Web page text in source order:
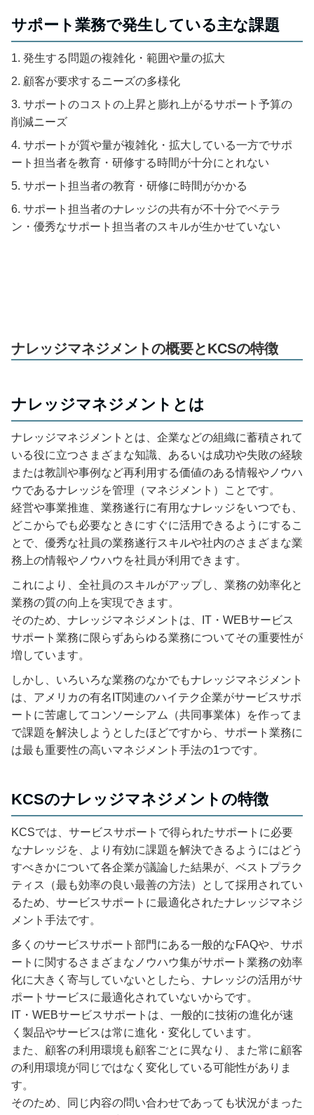
サポート業務で発生している主な課題
発生する問題の複雑化・範囲や量の拡大
顧客が要求するニーズの多様化
サポートのコストの上昇と膨れ上がるサポート予算の
削減ニーズ
サポートが質や量が複雑化・拡大している一方でサポ
ート担当者を教育・研修する時間が十分にとれない
サポート担当者の教育・研修に時間がかかる
サポート担当者のナレッジの共有が不十分でベテラ
ン・優秀なサポート担当者のスキルが生かせていない
ナレッジマネジメントの概要とKCSの特徴
ナレッジマネジメントとは
ナレッジマネジメントとは、企業などの組織に蓄積されて
いる役に立つさまざまな知識、あるいは成功や失敗の経験
または教訓や事例など再利用する価値のある情報やノウハ
ウであるナレッジを管理（マネジメント）ことです。
経営や事業推進、業務遂行に有用なナレッジをいつでも、
どこからでも必要なときにすぐに活用できるようにするこ
とで、優秀な社員の業務遂行スキルや社内のさまざまな業
務上の情報やノウハウを社員が利用できます。
これにより、全社員のスキルがアップし、業務の効率化と
業務の質の向上を実現できます。
そのため、ナレッジマネジメントは、IT・WEBサービス
サポート業務に限らずあらゆる業務についてその重要性が
増しています。
しかし、いろいろな業務のなかでもナレッジマネジメント
は、アメリカの有名IT関連のハイテク企業がサービスサポ
ートに苦慮してコンソーシアム（共同事業体）を作ってま
で課題を解決しようとしたほどですから、サポート業務に
は最も重要性の高いマネジメント手法の1つです。
KCSのナレッジマネジメントの特徴
KCSでは、サービスサポートで得られたサポートに必要
なナレッジを、より有効に課題を解決できるようにはどう
すべきかについて各企業が議論した結果が、ベストプラク
ティス（最も効率の良い最善の方法）として採用されてい
るため、サービスサポートに最適化されたナレッジマネジ
メント手法です。
多くのサービスサポート部門にある一般的なFAQや、サポ
ートに関するさまざまなノウハウ集がサポート業務の効率
化に大きく寄与していないとしたら、ナレッジの活用がサ
ポートサービスに最適化されていないからです。
IT・WEBサービスサポートは、一般的に技術の進化が速
く製品やサービスは常に進化・変化しています。
また、顧客の利用環境も顧客ごとに異なり、また常に顧客
の利用環境が同じではなく変化している可能性がありま
す。
そのため、同じ内容の問い合わせであっても状況がまった